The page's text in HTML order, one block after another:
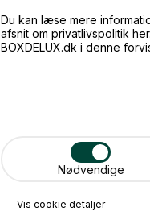
Du kan læse mere
afsnit om privatlivspolitik her
BOXDELUX.dk i denne
Nødvendige
Vis cookie detaljer